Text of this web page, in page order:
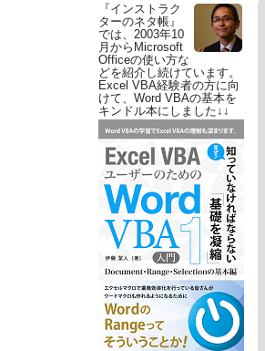
『インストラク
ターのネタ帳』
では、2003年10
月からMicrosoft
Officeの使い方な
どを紹介し続けています。
Excel VBA経験者の方に向
けて、Word VBAの基本を
キンドル本にしました↓↓